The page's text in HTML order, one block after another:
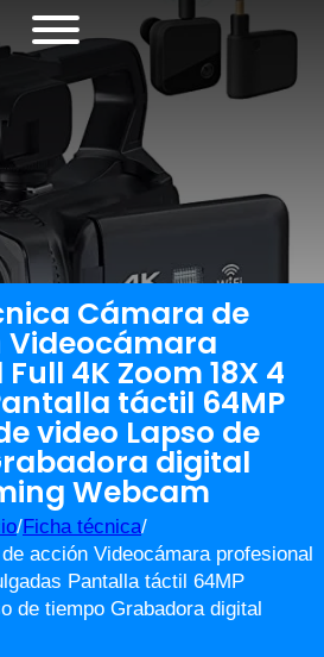
Cámara de
Videocámara
4K Zoom 18X 4
táctil 64MP
video Lapso de
digital
Webcam
/Ficha técnica/
acción Videocámara profesional
Pantalla táctil 64MP
de tiempo Grabadora digital